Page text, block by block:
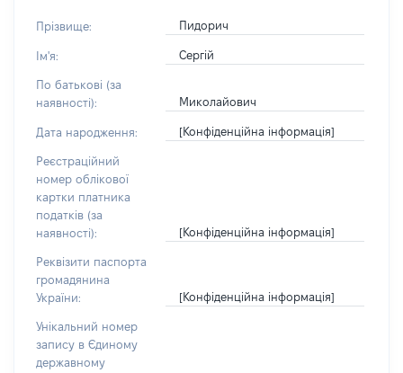
Прізвище: Пидорич
Ім'я: Сергій
По батькові (за
наявності):
Миколайович
Дата народження: [Конфіденційна інформація]
Реєстраційний
номер облікової
картки платника
податків (за
наявності):
[Конфіденційна інформація]
Реквізити паспорта
громадянина
України:
[Конфіденційна інформація]
Унікальний номер
запису в Єдиному
державному